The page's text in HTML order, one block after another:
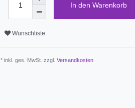
In den Warenkorb
Wunschliste
* inkl. ges. MwSt. zzgl. Versandkosten